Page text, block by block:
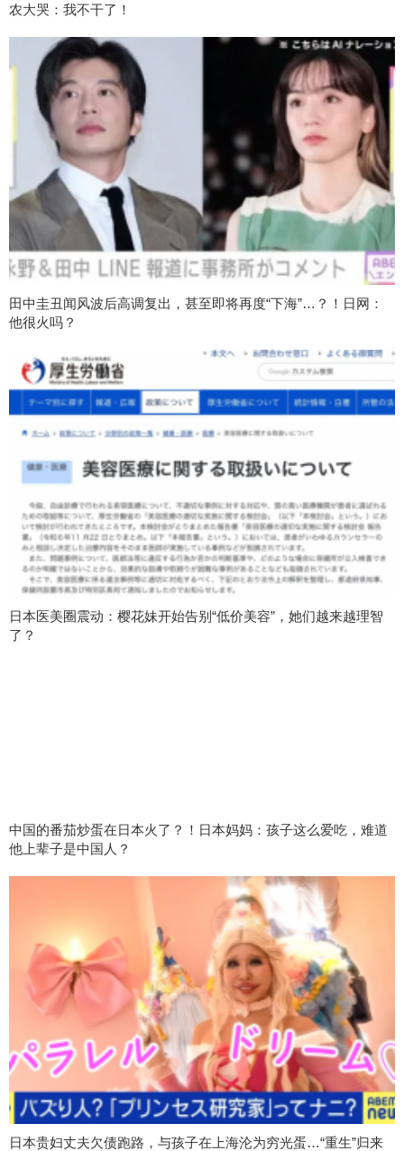
农大哭：我不干了！
田中圭丑闻风波后高调复出，甚至即将再度“下海”…？！日网：
他很火吗？
日本医美圈震动：樱花妹开始告别“低价美容”，她们越来越理智
了？
中国的番茄炒蛋在日本火了？！日本妈妈：孩子这么爱吃，难道
他上辈子是中国人？
日本贵妇丈夫欠债跑路，与孩子在上海沦为穷光蛋…“重生”归来